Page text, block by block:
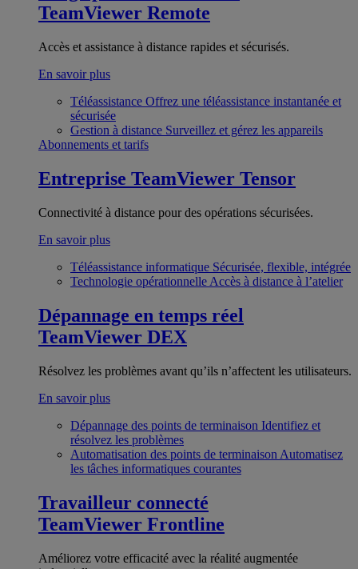
TeamViewer Remote
Accès et assistance à distance rapides et sécurisés.
En savoir plus
Téléassistance Offrez une téléassistance instantanée et
sécurisée
Gestion à distance Surveillez et gérez les appareils
Abonnements et tarifs
Entreprise TeamViewer Tensor
Connectivité à distance pour des opérations sécurisées.
En savoir plus
Téléassistance informatique Sécurisée, flexible, intégrée
Technologie opérationnelle Accès à distance à l’atelier
Dépannage en temps réel
TeamViewer DEX
Résolvez les problèmes avant qu’ils n’affectent les utilisateurs.
En savoir plus
Dépannage des points de terminaison Identifiez et
résolvez les problèmes
Automatisation des points de terminaison Automatisez
les tâches informatiques courantes
Travailleur connecté
TeamViewer Frontline
Améliorez votre efficacité avec la réalité augmentée